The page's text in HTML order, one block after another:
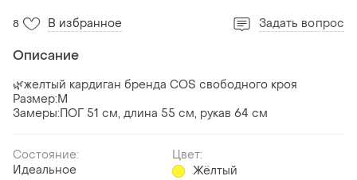
8 В избранное Задать вопрос
Описание
🌿желтый кардиган бренда COS свободного кроя
Размер:М
Замеры:ПОГ 51 см, длина 55 см, рукав 64 см
Состояние:
Идеальное
Цвет:
Жёлтый